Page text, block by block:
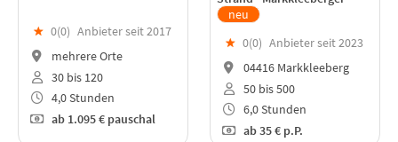
★ 0(0) Anbieter seit 2017
mehrere Orte
30 bis 120
4,0 Stunden
ab1.095 € pauschal
neu
★ 0(0) Anbieter seit 2023
04416 Markkleeberg
50 bis 500
6,0 Stunden
ab35 € p.P.